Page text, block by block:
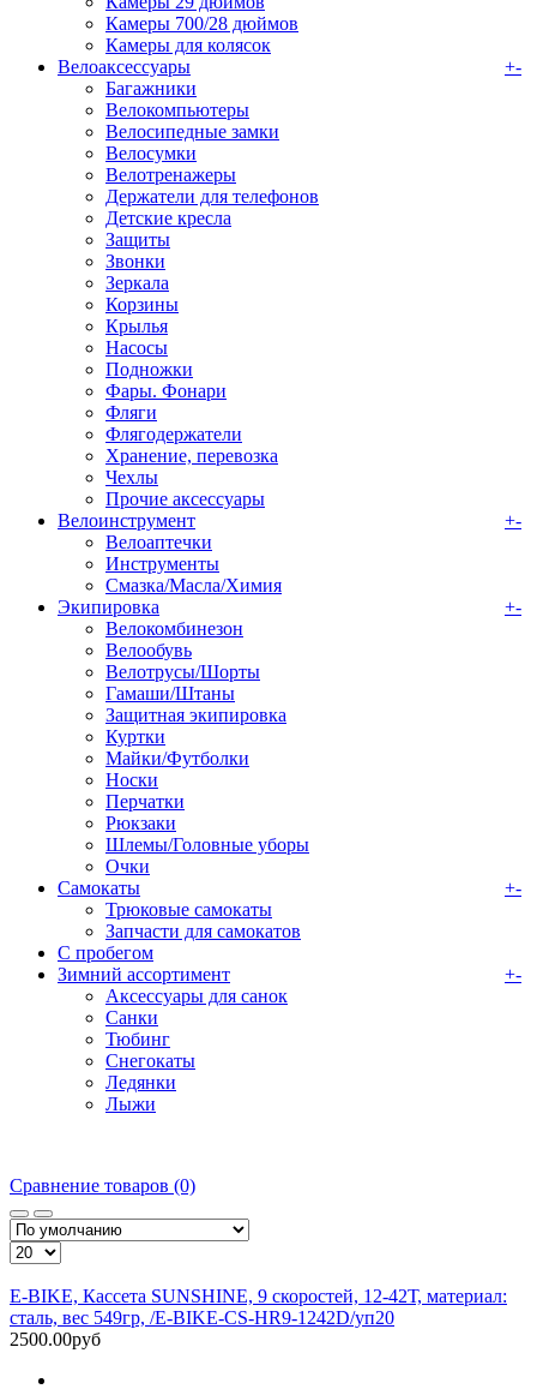
Камеры 700/28 дюймов
Камеры для колясок
Велоаксессуары
+-
Багажники
Велокомпьютеры
Велосипедные замки
Велосумки
Велотренажеры
Держатели для телефонов
Детские кресла
Защиты
Звонки
Зеркала
Корзины
Крылья
Насосы
Подножки
Фары. Фонари
Фляги
Флягодержатели
Хранение, перевозка
Чехлы
Прочие аксессуары
Велоинструмент
+-
Велоаптечки
Инструменты
Смазка/Масла/Химия
Экипировка
+-
Велокомбинезон
Велообувь
Велотрусы/Шорты
Гамаши/Штаны
Защитная экипировка
Куртки
Майки/Футболки
Носки
Перчатки
Рюкзаки
Шлемы/Головные уборы
Очки
Самокаты
+-
Трюковые самокаты
Запчасти для самокатов
С пробегом
Зимний ассортимент
+-
Аксессуары для санок
Санки
Тюбинг
Снегокаты
Ледянки
Лыжи
Сравнение товаров (0)
E-BIKE, Кассета SUNSHINE, 9 скоростей, 12-42Т, материал:
сталь, вес 549гр, /E-BIKE-CS-HR9-1242D/уп20
2500.00руб